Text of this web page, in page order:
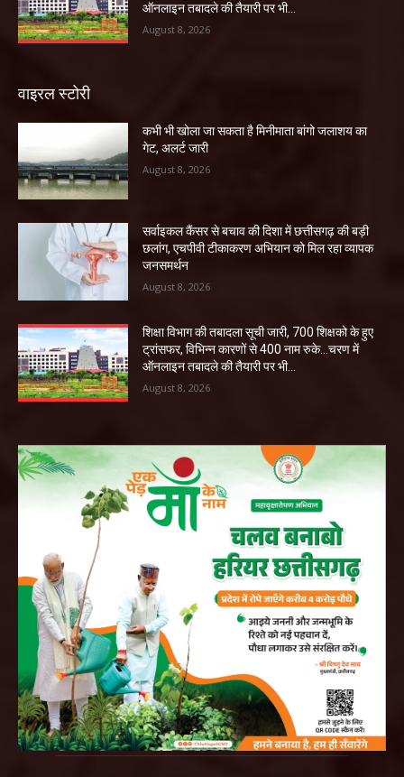
ऑनलाइन तबादले की तैयारी पर भी...
August 8, 2026
वाइरल स्टोरी
कभी भी खोला जा सकता है मिनीमाता बांगो जलाशय का
गेट, अलर्ट जारी
August 8, 2026
सर्वाइकल कैंसर से बचाव की दिशा में छत्तीसगढ़ की बड़ी
छलांग, एचपीवी टीकाकरण अभियान को मिल रहा व्यापक
जनसमर्थन
August 8, 2026
शिक्षा विभाग की तबादला सूची जारी, 700 शिक्षको के हुए
ट्रांसफर, विभिन्न कारणों से 400 नाम रुके…चरण में
ऑनलाइन तबादले की तैयारी पर भी...
August 8, 2026